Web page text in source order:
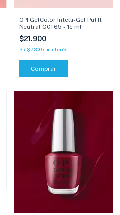
OPI GelColor Intelli-Gel Put It
Neutral GCT65 - 15 ml
$21.900
3 x $7.300 sin interés
Comprar